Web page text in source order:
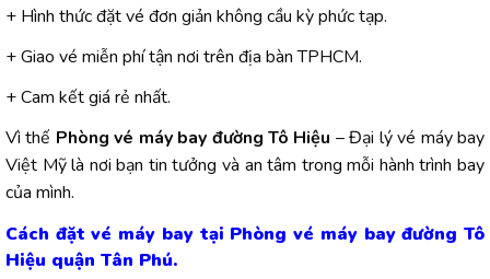
+ Hình thức đặt vé đơn giản không cầu kỳ phức tạp.
+ Giao vé miễn phí tận nơi trên địa bàn TPHCM.
+ Cam kết giá rẻ nhất.
Vì thế Phòng vé máy bay đường Tô Hiệu – Đại lý vé máy bay
Việt Mỹ là nơi bạn tin tưởng và an tâm trong mỗi hành trình bay
của mình.
Cách đặt vé máy bay tại Phòng vé máy bay đường Tô
Hiệu quận Tân Phú.